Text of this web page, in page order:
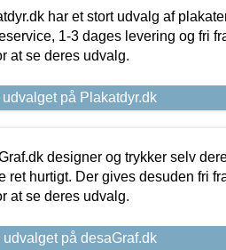
har et stort udvalg af
1-3 dages levering og fri
at se deres udvalg.
udvalget på Plakatdyr.dk
designer og trykker selv
ret hurtigt. Der gives desuden fri
at se deres udvalg.
udvalget på desaGraf.dk